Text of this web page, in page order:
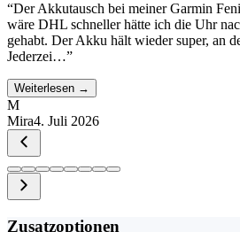
“Der Akkutausch bei meiner Garmin
wäre DHL schneller hätte ich die Uhr
gehabt. Der Akku hält wieder super, an
Jederzei…”
Weiterlesen →
M
Mira4. Juli 2026
Zusatzoptionen